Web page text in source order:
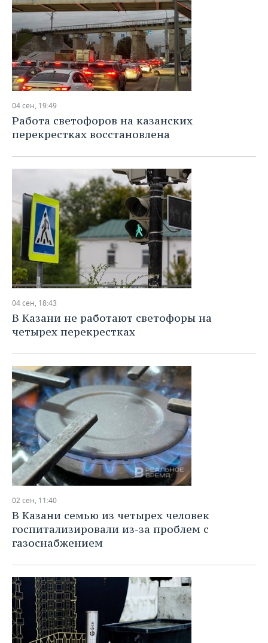
04 сен, 19:49
Работа светофоров на казанских
перекрестках восстановлена
04 сен, 18:43
В Казани не работают светофоры на
четырех перекрестках
02 сен, 11:40
В Казани семью из четырех человек
госпитализировали из-за проблем с
газоснабжением